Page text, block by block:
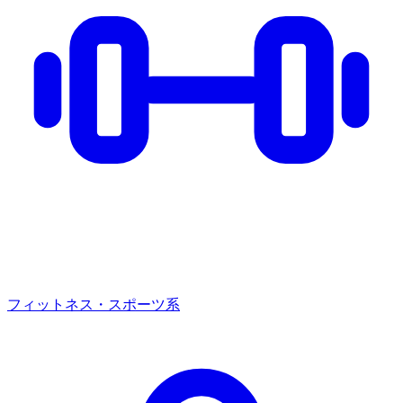
フィットネス・スポーツ系